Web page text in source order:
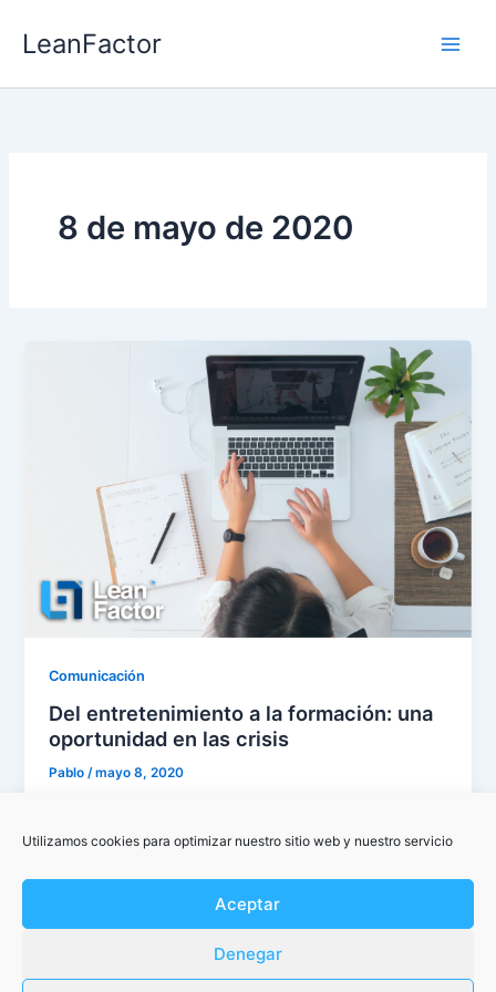
Utilizamos cookies para optimizar nuestro sitio web y nuestro servicio
Aceptar
Denegar
LeanFactor
8 de mayo de 2020
Comunicación
Del entretenimiento a la formación: una
oportunidad en las crisis
Pablo/mayo 8, 2020
cada crisis surge una oportunidad, tanto en lo […]